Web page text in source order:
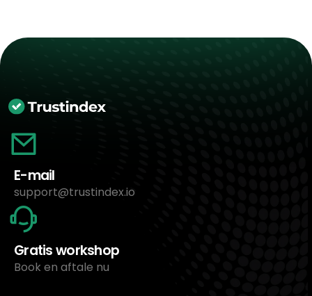
E-mail
support@trustindex.io
Gratis workshop
Book en aftale nu